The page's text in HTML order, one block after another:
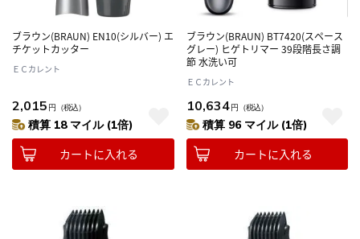
ブラウン(BRAUN) EN10(シルバー) エ
チケットカッター
ＥＣカレント
2,015 円 （税込）
積算 18 マイル (1倍)
カートに入れる
ブラウン(BRAUN) BT7420(スペース
グレー) ヒゲトリマー 39段階長さ調
節 水洗い可
ＥＣカレント
10,634円 （税込）
積算 96 マイル (1倍)
カートに入れる